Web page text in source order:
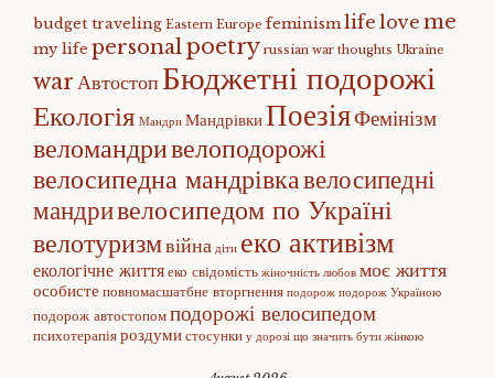
budget traveling Eastern Europe feminismlife love me
my life personalpoetry russian war thoughts Ukraine
warАвтостопБюджетні подорожі
Екологія Мандри МандрівкиПоезіяФемінізм
веломандривелоподорожі
велосипедна мандрівкавелосипедні
мандривелосипедом по Україні
велотуризмвійна діти еко активізм
екологічне життяеко свідомість жіночність любов моє життя
особисте повномасшатбне вторгнення подорож подорож Україною
подорож автостопомподорожі велосипедом
психотерапіяроздумистосунки у дорозі що значить бути жінкою